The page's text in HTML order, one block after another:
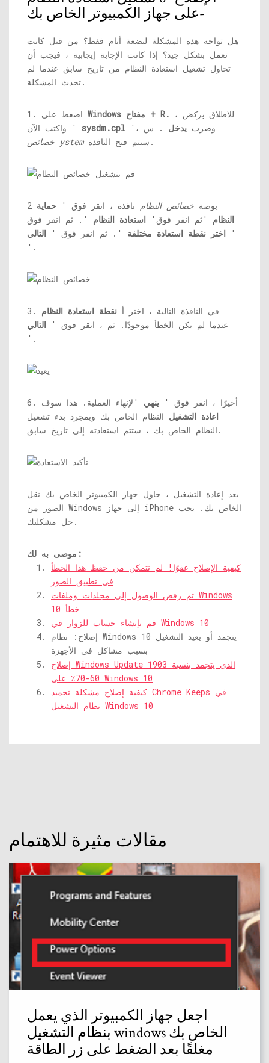
على جهاز الكمبيوتر الخاص بك-
هل تواجه هذه المشكلة لبضعة أيام فقط؟ من قبل كانت
تعمل بشكل جيد؟ إذا كانت الإجابة إيجابية ، فيجب أن
تحاول تشغيل استعادة النظام من تاريخ سابق عندما لم
تحدث المشكلة.
Windows مفتاح + R. للاطلاق يركض ،
واكتب الآن ' sysdm.cpl '، وضرب يدخل . س
خصائص ystem
سيتم فتح النافذة.
2 بوصة خصائص النظام نافذة ، انقر فوق ' حماية
النظام 'ثم انقر فوق' استعادة النظام '. ثم انقر فوق
' اختر نقطة استعادة مختلفة '. ثم انقر فوق ' التالي
'.
3. في النافذة التالية ، اختر أ نقطة استعادة النظام
عندما لم يكن الخطأ موجودًا. ثم ، انقر فوق ' التالي
'.
6. أخيرًا ، انقر فوق ' ينهي 'لإنهاء العملية. هذا سوف
اعادة التشغيل النظام الخاص بك وبمجرد بدء تشغيل
النظام الخاص بك ، ستتم استعادته إلى تاريخ سابق.
بعد إعادة التشغيل ، حاول جهاز الكمبيوتر الخاص بك نقل
الصور من Windows إلى جهاز iPhone الخاص بك. يجب
حل مشكلتك.
موصى به لك:
كيفية الإصلاح عفوًا! لم نتمكن من حفظ هذا الخطأ
في تطبيق الصور
تم رفض الوصول إلى مجلدات وملفات Windows
10 خطأ
قم بإنشاء حساب للزوار في Windows 10
إصلاح: نظام Windows 10 يتجمد أو يعيد التشغيل
بسبب مشاكل في الأجهزة
إصلاح Windows Update 1903 الذي يتجمد بنسبة
60-70٪ على Windows 10
كيفية إصلاح مشكلة تجميد Chrome Keeps في
نظام التشغيل Windows 10
مقالات مثيرة للاهتمام
اجعل جهاز الكمبيوتر الذي يعمل
بنظام التشغيل windows الخاص بك
مغلقًا بعد الضغط على زر الطاقة